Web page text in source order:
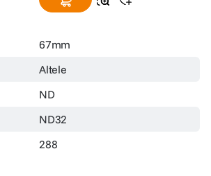
67mm
Altele
ND
ND32
288